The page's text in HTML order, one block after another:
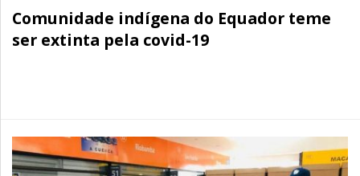
Comunidade indígena do Equador teme
ser extinta pela covid-19